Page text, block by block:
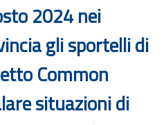
2024 nei
gli sportelli di
Common
situazioni di